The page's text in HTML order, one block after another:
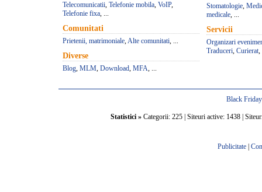
Telecomunicatii, Telefonie mobila, VoIP,
Telefonie fixa, ...
Comunitati
Prietenii, matrimoniale,Alte comunitati, ...
Diverse
Blog, MLM, Download, MFA, ...
Stomatologie,
medicale, ...
Servicii
Organizari
Traduceri, Curierat,
Black
Statistici »Categorii: 225 | Siteuri active: 1438 |
Publicitate|